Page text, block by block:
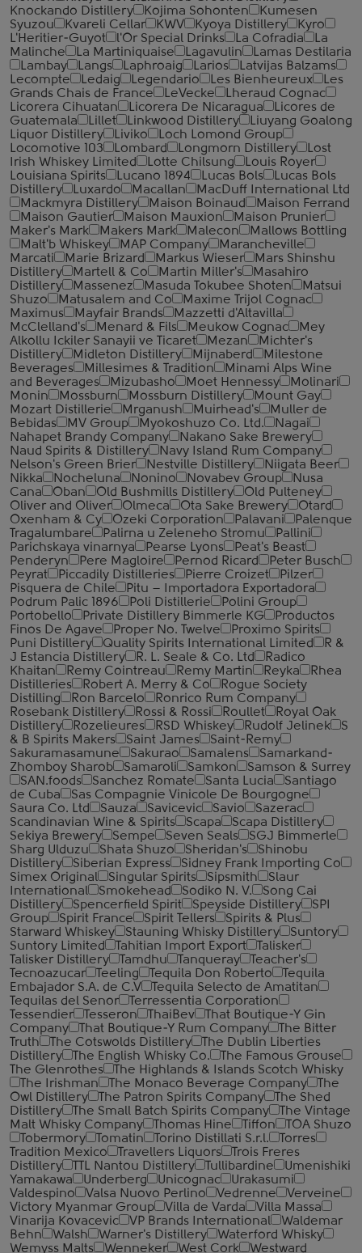
Knockando Distillery
Kojima Sohonten
Kumesen
Syuzou
Kvareli Cellar KWV Kyoya Distillery
Kyro
L'Heritier-Guyot
l'Or Special Drinks La Cofradia
La
Malinche
La Martiniquaise Lagavulin
Lamas Destilaria
Lambay
Langs Laphroaig Larios
Latvijas Balzams
Lecompte
Ledaig Legendario Les Bienheureux
Les
Grands Chais de France
LeVecke
Lheraud Cognac
Licorera Cihuatan
Licorera De Nicaragua
Licores de
Guatemala
Lillet Linkwood Distillery
Liuyang Goalong
Liquor Distillery
Liviko
Loch Lomond Group
Locomotive 103
Lombard Longmorn Distillery
Lost
Irish Whiskey Limited
Lotte Chilsung
Louis Royer
Louisiana Spirits
Lucano 1894 Lucas Bols
Lucas Bols
Distillery
Luxardo Macallan
MacDuff International Ltd
Mackmyra Distillery
Maison Boinaud
Maison Ferrand
Maison Gautier
Maison Mauxion
Maison Prunier
Maker's Mark
Makers Mark Malecon
Mallows Bottling
Malt'b Whiskey
MAP Company
Marancheville
Marcati
Marie Brizard Markus Wieser
Mars Shinshu
Distillery
Martell & Co Martin Miller's
Masahiro
Distillery
Massenez Masuda Tokubee Shoten
Matsui
Shuzo
Matusalem and Co
Maxime Trijol Cognac
Maximus
Mayfair Brands
Mazzetti d'Altavilla
McClelland's
Menard & Fils Meukow Cognac
Mey
Alkollu Ickiler Sanayii ve Ticaret
Mezan
Michter's
Distillery
Midleton Distillery Mijnaberd
Milestone
Beverages
Millesimes & Tradition
Minami Alps Wine
and Beverages
Mizubasho Moet Hennessy
Molinari
Monin
Mossburn Mossburn Distillery
Mount Gay
Mozart Distillerie
Mrganush Muirhead's
Muller de
Bebidas
MV Group Myokoshuzo Co. Ltd.
Nagai
Nahapet Brandy Company
Nakano Sake Brewery
Naud Spirits & Distillery
Navy Island Rum Company
Nelson's Green Brier
Nestville Distillery
Niigata Beer
Nikka
Nocheluna Nonino Novabev Group
Nusa
Cana
Oban Old Bushmills Distillery
Old Pulteney
Oliver and Oliver
Olmeca Ota Sake Brewery
Otard
Oxenham & Cy
Ozeki Corporation Palavani
Palenque
Tragalumbare
Palirna u Zeleneho Stromu
Pallini
Parichskaya vinarnya
Pearse Lyons
Peat's Beast
Penderyn
Pere Magloire Pernod Ricard
Peter Busch
Peyrat
Piccadily Distilleries Pierre Croizet
Pilzer
Pisquera de Chile
Pitu – Importadora Exportadora
Podrum Palic 1896
Poli Distillerie
Polini Group
Portobello
Private Distillery Bimmerle KG
Productos
Finos De Agave
Proper No. Twelve
Proximo Spirits
Puni Distillery
Quality Spirits International Limited
R &
J Estancia Distillery
R. L. Seale & Co. Ltd
Radico
Khaitan
Remy Cointreau Remy Martin Reyka
Rhea
Distilleries
Robert A. Merry & Co
Rogue Society
Distilling
Ron Barcelo
Ronrico Rum Company
Rosebank Distillery
Rossi & Rossi Roullet
Royal Oak
Distillery
Rozelieures RSD Whiskey Rudolf Jelinek
S
& B Spirits Makers
Saint James
Saint-Remy
Sakuramasamune
Sakurao Samalens
Samarkand-
Zhomboy Sharob
Samaroli Samkon
Samson & Surrey
SAN.foods
Sanchez Romate Santa Lucia
Santiago
de Cuba
Sas Compagnie Vinicole De Bourgogne
Saura Co. Ltd
Sauza Savicevic Savio
Sazerac
Scandinavian Wine & Spirits
Scapa
Scapa Distillery
Sekiya Brewery
Sempe Seven Seals
SGJ Bimmerle
Sharg Ulduzu
Shata Shuzo Sheridan's
Shinobu
Distillery
Siberian Express
Sidney Frank Importing Co
Simex Original
Singular Spirits Sipsmith
Slaur
International
Smokehead Sodiko N. V.
Song Cai
Distillery
Spencerfield Spirit Speyside Distillery
SPI
Group
Spirit France Spirit Tellers
Spirits & Plus
Starward Whiskey
Stauning Whisky Distillery
Suntory
Suntory Limited
Tahitian Import Export
Talisker
Talisker Distillery
Tamdhu Tanqueray
Teacher's
Tecnoazucar
Teeling Tequila Don Roberto
Tequila
Embajador S.A. de C.V
Tequila Selecto de Amatitan
Tequilas del Senor
Terressentia Corporation
Tessendier
Tesseron ThaiBev
That Boutique-Y Gin
Company
That Boutique-Y Rum Company
The Bitter
Truth
The Cotswolds Distillery
The Dublin Liberties
Distillery
The English Whisky Co.
The Famous Grouse
The Glenrothes
The Highlands & Islands Scotch Whisky
The Irishman
The Monaco Beverage Company
The
Owl Distillery
The Patron Spirits Company
The Shed
Distillery
The Small Batch Spirits Company
The Vintage
Malt Whisky Company
Thomas Hine Tiffon
TOA Shuzo
Tobermory
Tomatin Torino Distillati S.r.l.
Torres
Tradition Mexico
Travellers Liquors
Trois Freres
Distillery
TTL Nantou Distillery Tullibardine
Umenishiki
Yamakawa
Underberg Unicognac
Urakasumi
Valdespino
Valsa Nuovo Perlino Vedrenne
Verveine
Victory Myanmar Group
Villa de Varda
Villa Massa
Vinarija Kovacevic
VP Brands International
Waldemar
Behn
Walsh Warner's Distillery
Waterford Whisky
Wemyss Malts
Wenneker West Cork Westward